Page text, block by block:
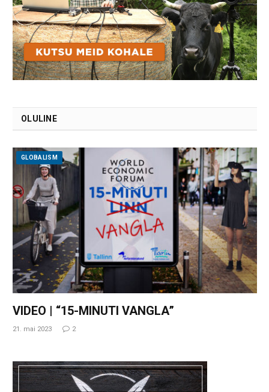
OLULINE
GLOBALISM
VIDEO | “15-MINUTI VANGLA”
21. mai 2023 2